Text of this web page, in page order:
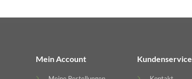
Mein Account Kundenservice